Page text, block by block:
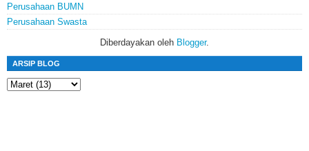
Perusahaan BUMN
Perusahaan Swasta
Diberdayakan oleh Blogger.
ARSIP BLOG